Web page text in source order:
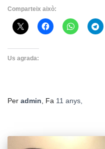
Comparteix això:
Us agrada:
Per admin , Fa 11 anys